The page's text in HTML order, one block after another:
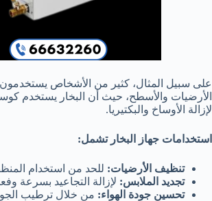
على سبيل المثال، كثير من الأشخاص يستخدمون
الأرضيات والأسطح، حيث أن البخار يستخدم
لإزالة الأوساخ والبكتيريا.
استخدامات جهاز البخار تشمل:
تنظيف الأرضيات: للحد من استخدام
تجديد الملابس: لإزالة التجاعيد بسرعة
تحسين جودة الهواء: من خلال ترطيب